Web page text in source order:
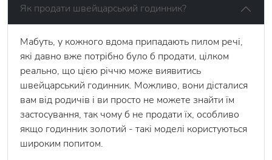
Як продати швейцарський годинник?
Мабуть, у кожного вдома припадають пилом речі,
які давно вже потрібно було б продати, цілком
реально, що цією річчю може виявитись
швейцарський годинник. Можливо, вони дісталися
вам від родичів і ви просто не можете знайти їм
застосування, так чому б не продати їх, особливо
якщо годинник золотий - такі моделі користуються
широким попитом.